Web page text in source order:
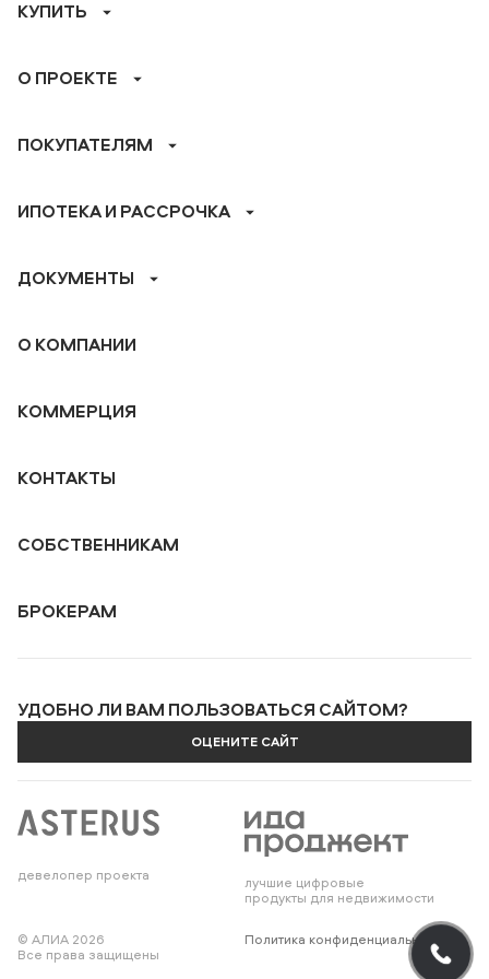
КУПИТЬ
О ПРОЕКТЕ
ПОКУПАТЕЛЯМ
ИПОТЕКА И РАССРОЧКА
ДОКУМЕНТЫ
О КОМПАНИИ
КОММЕРЦИЯ
КОНТАКТЫ
СОБСТВЕННИКАМ
БРОКЕРАМ
УДОБНО ЛИ ВАМ ПОЛЬЗОВАТЬСЯ САЙТОМ?
ОЦЕНИТЕ САЙТ
девелопер проекта
лучшие цифровые
продукты для недвижимости
© АЛИА 2026
Все права защищены
Политика конфиденциальности